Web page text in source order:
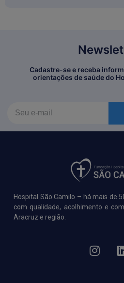
Cadastre-se e receba
orientações de saúde do
Hospital São Camilo – há mais de
com qualidade, acolhimento e
Aracruz e região.